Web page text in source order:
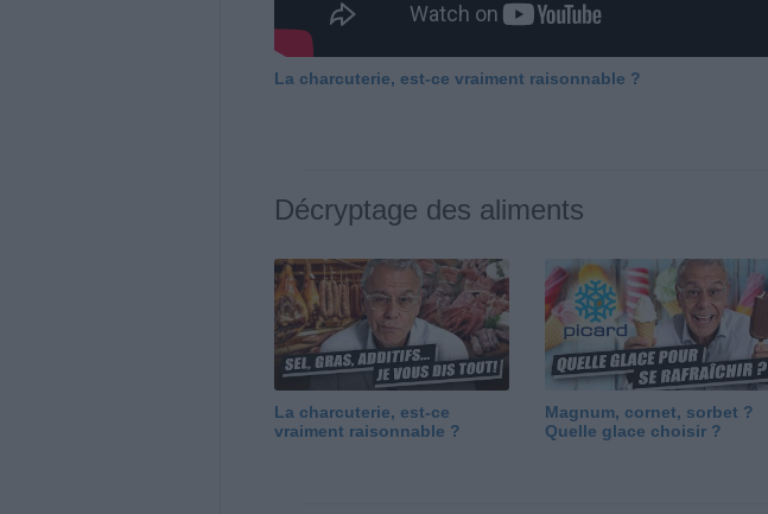
La charcuterie, est-ce vraiment raisonnable ?
Décryptage des aliments
La charcuterie, est-ce
vraiment raisonnable ?
Magnum, cornet, sorbet ?
Quelle glace choisir ?